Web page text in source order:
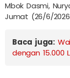
Mbok Dasmi,
Jumat (26/6/
Baca juga:
dengan 15.000